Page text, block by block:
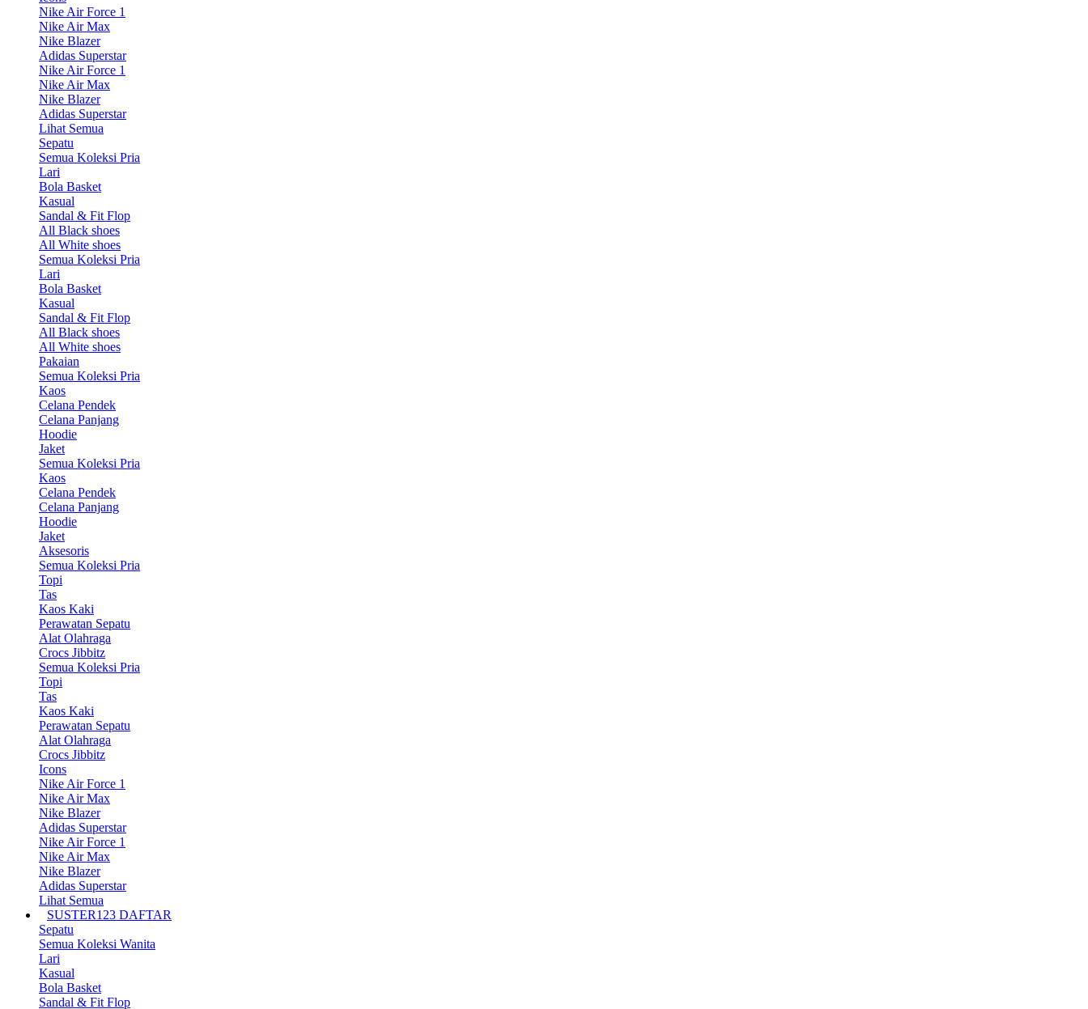
Nike Air Force 1
Nike Air Max
Nike Blazer
Adidas Superstar
Nike Air Force 1
Nike Air Max
Nike Blazer
Adidas Superstar
Lihat Semua
Sepatu
Semua Koleksi Pria
Lari
Bola Basket
Kasual
Sandal & Fit Flop
All Black shoes
All White shoes
Semua Koleksi Pria
Lari
Bola Basket
Kasual
Sandal & Fit Flop
All Black shoes
All White shoes
Pakaian
Semua Koleksi Pria
Kaos
Celana Pendek
Celana Panjang
Hoodie
Jaket
Semua Koleksi Pria
Kaos
Celana Pendek
Celana Panjang
Hoodie
Jaket
Aksesoris
Semua Koleksi Pria
Topi
Tas
Kaos Kaki
Perawatan Sepatu
Alat Olahraga
Crocs Jibbitz
Semua Koleksi Pria
Topi
Tas
Kaos Kaki
Perawatan Sepatu
Alat Olahraga
Crocs Jibbitz
Icons
Nike Air Force 1
Nike Air Max
Nike Blazer
Adidas Superstar
Nike Air Force 1
Nike Air Max
Nike Blazer
Adidas Superstar
Lihat Semua
SUSTER123 DAFTAR
Sepatu
Semua Koleksi Wanita
Lari
Kasual
Bola Basket
Sandal & Fit Flop